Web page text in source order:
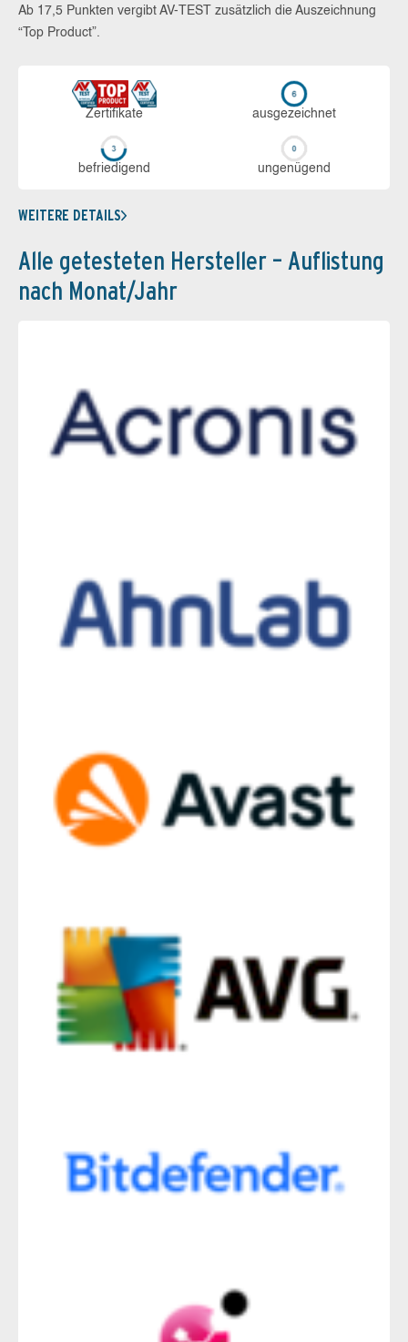
Ab 17,5 Punkten vergibt AV-TEST zusätzlich die Auszeichnung
“Top Product”.
Zerti­fikate aus­ge­zeich­net
be­frie­di­gend un­ge­nü­gend
WEITERE DETAILS
Alle getesteten Hersteller – Auflistung
nach Monat/Jahr